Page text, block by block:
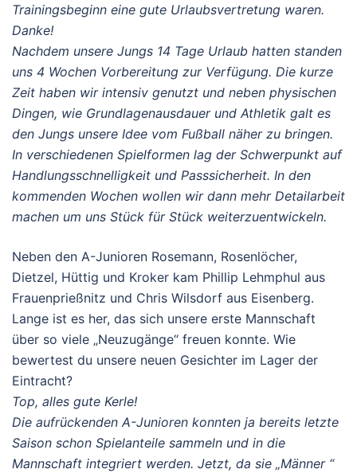
Trainingsbeginn eine gute Urlaubsvertretung waren.
Danke!
Nachdem unsere Jungs 14 Tage Urlaub hatten standen
uns 4 Wochen Vorbereitung zur Verfügung. Die kurze
Zeit haben wir intensiv genutzt und neben physischen
Dingen, wie Grundlagenausdauer und Athletik galt es
den Jungs unsere Idee vom Fußball näher zu bringen.
In verschiedenen Spielformen lag der Schwerpunkt auf
Handlungsschnelligkeit und Passsicherheit. In den
kommenden Wochen wollen wir dann mehr Detailarbeit
machen um uns Stück für Stück weiterzuentwickeln.
Neben den A-Junioren Rosemann, Rosenlöcher,
Dietzel, Hüttig und Kroker kam Phillip Lehmphul aus
Frauenprießnitz und Chris Wilsdorf aus Eisenberg.
Lange ist es her, das sich unsere erste Mannschaft
über so viele „Neuzugänge“ freuen konnte. Wie
bewertest du unsere neuen Gesichter im Lager der
Eintracht?
Top, alles gute Kerle!
Die aufrückenden A-Junioren konnten ja bereits letzte
Saison schon Spielanteile sammeln und in die
Mannschaft integriert werden. Jetzt, da sie „Männer “